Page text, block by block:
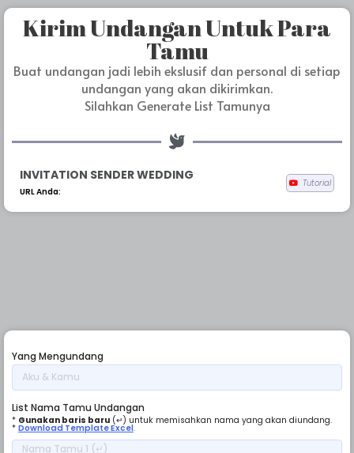
Kirim Undangan Untuk Para
Tamu
Buat undangan jadi lebih ekslusif dan personal di setiap
undangan yang akan dikirimkan.
Silahkan Generate List Tamunya
INVITATION SENDER WEDDING
URL Anda:
Tutorial
Yang Mengundang
List Nama Tamu Undangan
* Gunakan baris baru (↵) untuk memisahkan nama yang akan diundang.
* Download Template Excel.